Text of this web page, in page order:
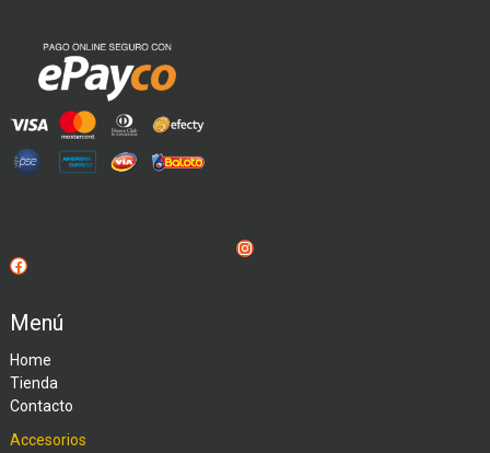
Instagram
Facebook
Menú
Home
Tienda
Contacto
Accesorios